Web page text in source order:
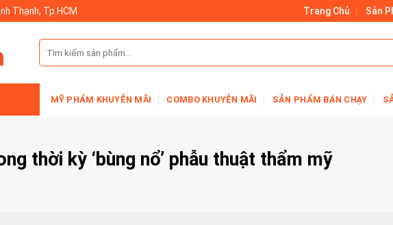
Thạnh, Tp.HCM Trang Chủ Sản
Tìm
kiếm:
MỸ PHẨM KHUYỄN MÃI COMBO KHUYỄN MÃI SẢN PHẨM BÁN CHẠY
thời kỳ ‘bùng nổ’ phẫu thuật thẩm mỹ